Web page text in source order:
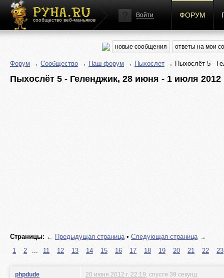
сообщество веб-маньяков
Войти ФОРУМ
новые сообщения ответы на мои
Форум → Сообщество → Наш форум → Пыхослет → Пыхослёт 5 -
Пыхослёт 5 - Геленджик, 28 июня - 1 июля 2012
Страницы: ← Предыдущая страница• Следующая страница→
1
2 ... 11 12 13 14 15 16 17 18 19 20 21 22 23
phpdude 20 июня 2012 г. 22:19 , спустя 39 секунд